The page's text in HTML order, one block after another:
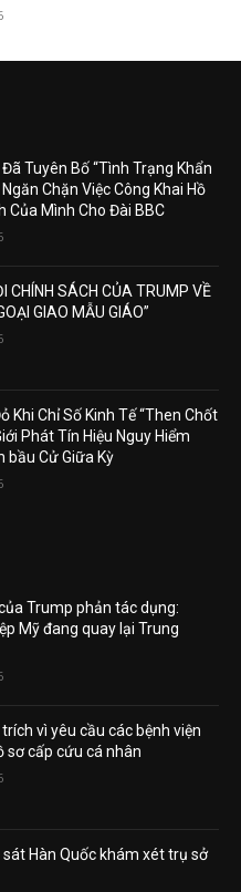
Tuyên Bố “Tình Trạng Khẩn
Chặn Việc Công Khai Hồ
Của Mình Cho Đài BBC
CHÍNH SÁCH CỦA TRUMP VỀ
GIAO MẪU GIÁO”
Khi Chỉ Số Kinh Tế “Then Chốt
Phát Tín Hiệu Nguy Hiểm
bầu Cử Giữa Kỳ
Trump phản tác dụng:
Mỹ đang quay lại Trung
trích vì yêu cầu các bệnh viện
sơ cấp cứu cá nhân
sát Hàn Quốc khám xét trụ sở